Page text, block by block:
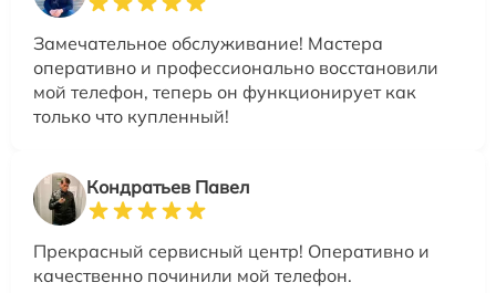
Замечательное обслуживание! Мастера
оперативно и профессионально восстановили
мой телефон, теперь он функционирует как
только что купленный!
Кондратьев Павел
Прекрасный сервисный центр! Оперативно и
качественно починили мой телефон.